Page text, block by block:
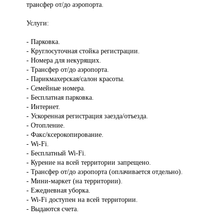
трансфер от/до аэропорта.
Услуги:
- Парковка.
- Круглосуточная стойка регистрации.
- Номера для некурящих.
- Трансфер от/до аэропорта.
- Парикмахерская/салон красоты.
- Семейные номера.
- Бесплатная парковка.
- Интернет.
- Ускоренная регистрация заезда/отъезда.
- Отопление.
- Факс/ксерокопирование.
- Wi-Fi.
- Бесплатный Wi-Fi.
- Курение на всей территории запрещено.
- Трансфер от/до аэропорта (оплачивается отдельно).
- Мини-маркет (на территории).
- Ежедневная уборка.
- Wi-Fi доступен на всей территории.
- Выдаются счета.